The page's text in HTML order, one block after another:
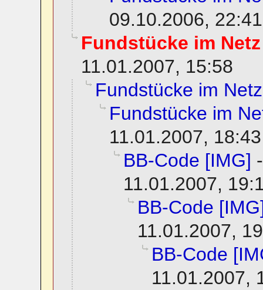
09.10.2006, 22:41
Fundstücke im Netz
11.01.2007, 15:58
Fundstücke im Netz
Fundstücke im
11.01.2007, 18:43
BB-Code [IMG]
11.01.2007,
BB-Code
11.01.2007,
BB-Code
11.01.2007,